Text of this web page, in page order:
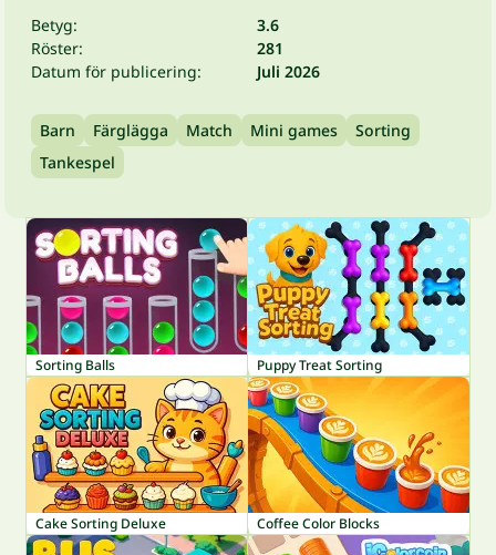
Betyg:
3.6
Röster:
281
Datum för publicering:
Juli 2026
Barn Färglägga Match Mini games
Sorting
Tankespel
Sorting Balls Puppy Treat Sorting
Cake Sorting Deluxe Coffee Color Blocks